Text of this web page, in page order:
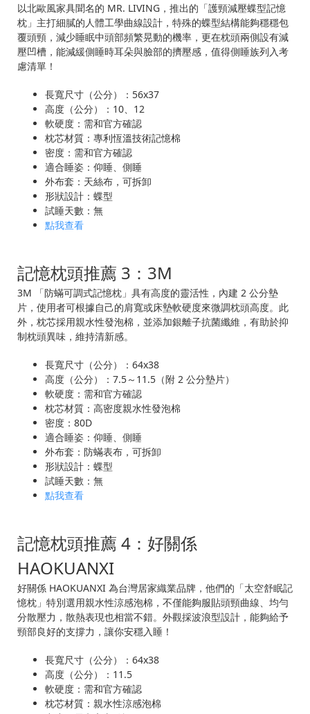
以北歐風家具聞名的 MR. LIVING，推出的「護頸減壓蝶型記憶
枕」主打細膩的人體工學曲線設計，特殊的蝶型結構能夠穩穩包
覆頭頸，減少睡眠中頭部頻繁晃動的機率，更在枕頭兩側設有減
壓凹槽，能減緩側睡時耳朵與臉部的擠壓感，值得側睡族列入考
慮清單！
長寬尺寸（公分）：56x37
高度（公分）：10、12
軟硬度：需和官方確認
枕芯材質：專利恆溫技術記憶棉
密度：需和官方確認
適合睡姿：仰睡、側睡
外布套：天絲布，可拆卸
形狀設計：蝶型
試睡天數：無
點我查看
記憶枕頭推薦 3：3M
3M 「防蟎可調式記憶枕」具有高度的靈活性，內建 2 公分墊
片，使用者可根據自己的肩寬或床墊軟硬度來微調枕頭高度。此
外，枕芯採用親水性發泡棉，並添加銀離子抗菌纖維，有助於抑
制枕頭異味，維持清新感。
長寬尺寸（公分）：64x38
高度（公分）：7.5～11.5（附 2 公分墊片）
軟硬度：需和官方確認
枕芯材質：高密度親水性發泡棉
密度：80D
適合睡姿：仰睡、側睡
外布套：防蟎表布，可拆卸
形狀設計：蝶型
試睡天數：無
點我查看
記憶枕頭推薦 4：好關係
HAOKUANXI
好關係 HAOKUANXI 為台灣居家織業品牌，他們的「太空舒眠記
憶枕」特別選用親水性涼感泡棉，不僅能夠服貼頭頸曲線、均勻
分散壓力，散熱表現也相當不錯。外觀採波浪型設計，能夠給予
頸部良好的支撐力，讓你安穩入睡！
長寬尺寸（公分）：64x38
高度（公分）：11.5
軟硬度：需和官方確認
枕芯材質：親水性涼感泡棉